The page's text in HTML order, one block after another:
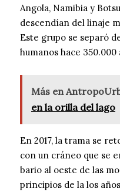
Angola, Namibia y
descendían del linaje
Este grupo se separó
humanos hace 350.000
Más en
en la orilla del lago
En 2017, la trama se
con un cráneo que se
bario al oeste de las
principios de la los